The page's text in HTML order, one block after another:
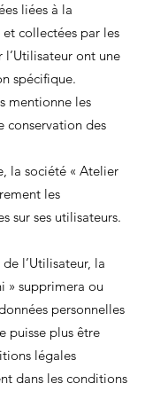
liées à la
collectées par les
l’Utilisateur ont une
spécifique.
mentionne les
conservation des
la société « Atelier
les
sur ses utilisateurs.
l’Utilisateur, la
» supprimera ou
personnelles
puisse plus être
légales
dans les conditions